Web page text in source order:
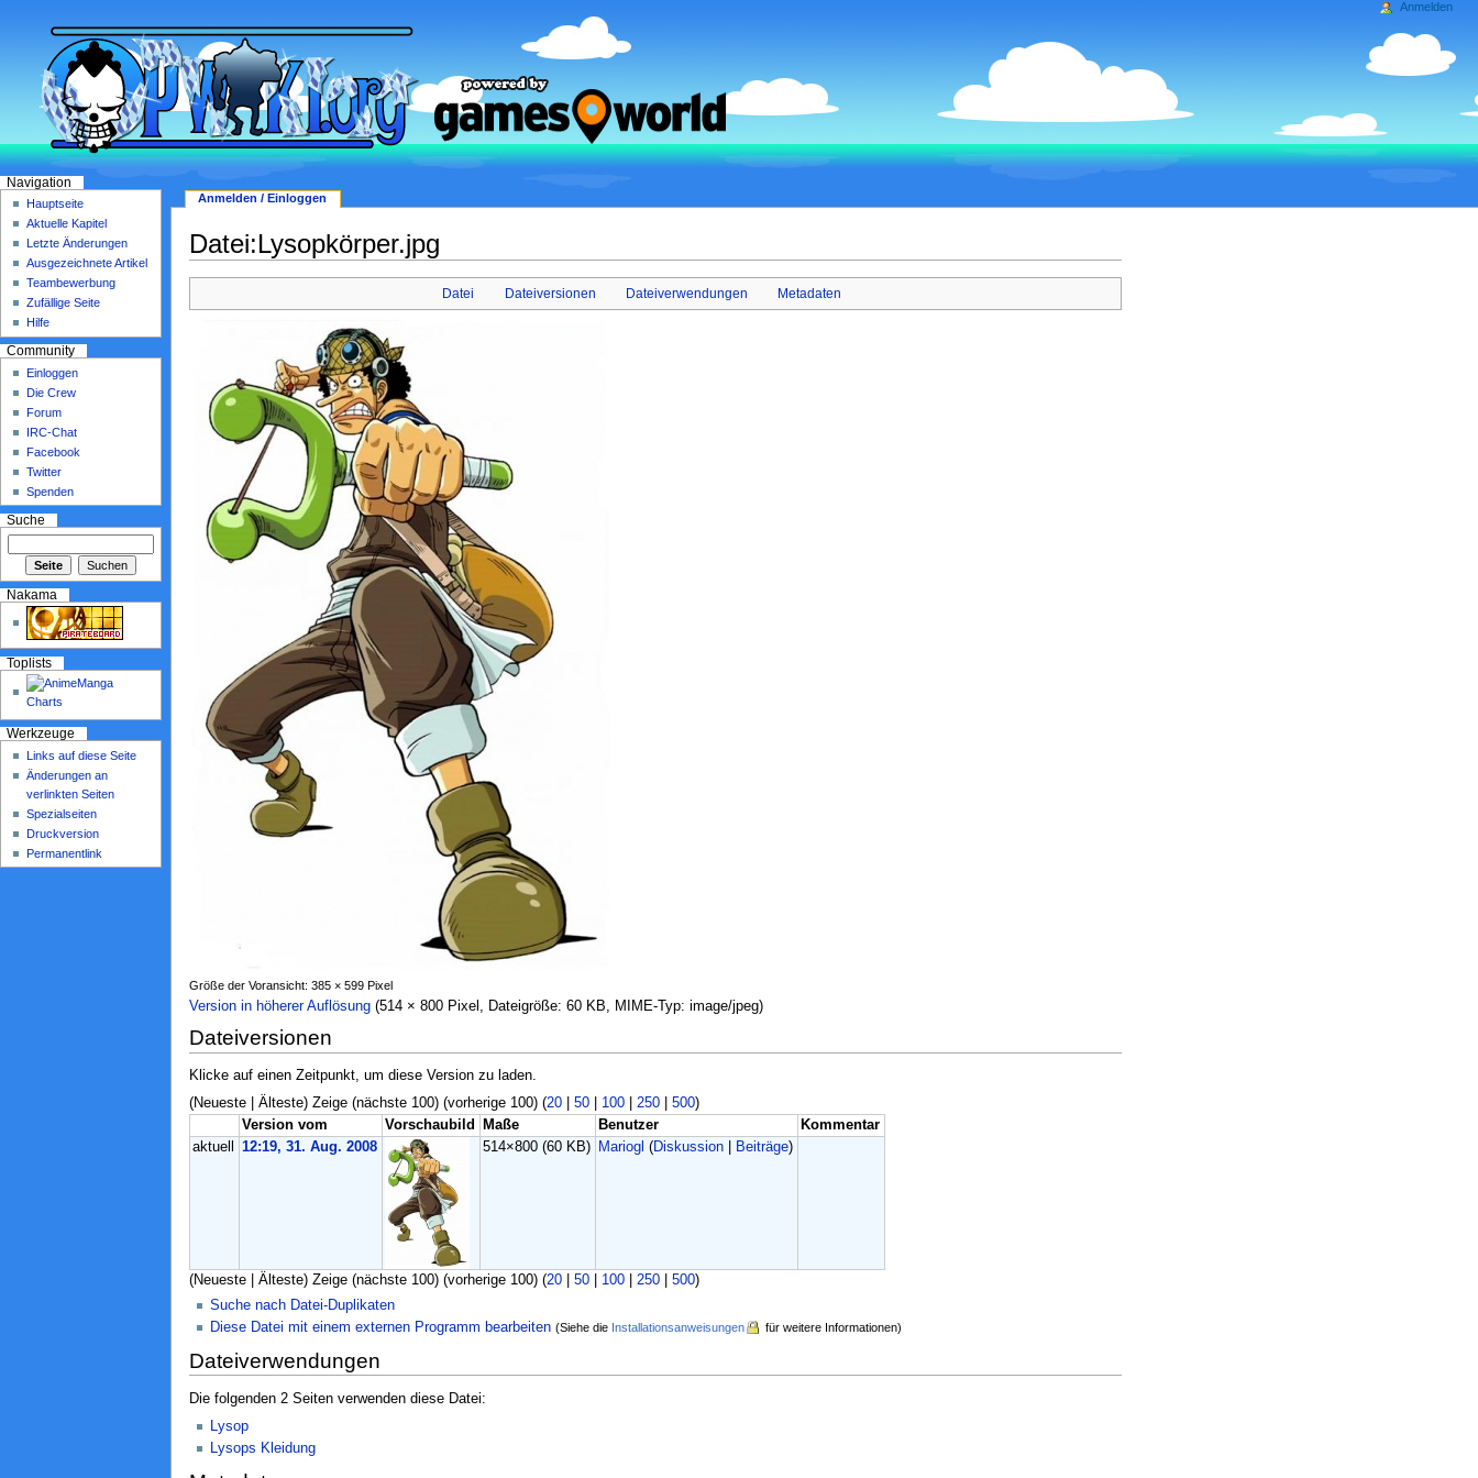
Datei:Lysopkörper.jpg
Datei Dateiversionen Dateiverwendungen Metadaten
Größe der Voransicht: 385 × 599 Pixel
Version in höherer Auflösung‎ (514 × 800 Pixel, Dateigröße: 60 KB, MIME-Typ: image/jpeg)
Dateiversionen
Klicke auf einen Zeitpunkt, um diese Version zu laden.
(Neueste | Älteste) Zeige (nächste 100) (vorherige 100) (20| 50| 100| 250| 500)
Version vom
Vorschaubild Maße Benutzer
Kommentar
aktuell
12:19, 31. Aug. 2008 514×800(60 KB) Mariogl (Diskussion Beiträge)
(Neueste | Älteste) Zeige (nächste 100) (vorherige 100) (20| 50| 100| 250| 500)
Suche nach Datei-Duplikaten
Diese Datei mit einem externen Programm bearbeiten (Siehe die Installationsanweisungen für weitere Informationen)
Dateiverwendungen
Die folgenden 2 Seiten verwenden diese Datei:
Lysop
Lysops Kleidung
Anmelden / Einloggen
Anmelden
Navigation
Hauptseite
Aktuelle Kapitel
Letzte Änderungen
Ausgezeichnete Artikel
Teambewerbung
Zufällige Seite
Hilfe
Community
Einloggen
Die Crew
Forum
IRC-Chat
Facebook
Twitter
Spenden
Suche
Nakama
Toplists
Werkzeuge
Links auf diese Seite
Änderungen an
verlinkten Seiten
Spezialseiten
Druckversion
Permanentlink